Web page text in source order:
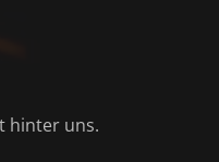
hinter uns.